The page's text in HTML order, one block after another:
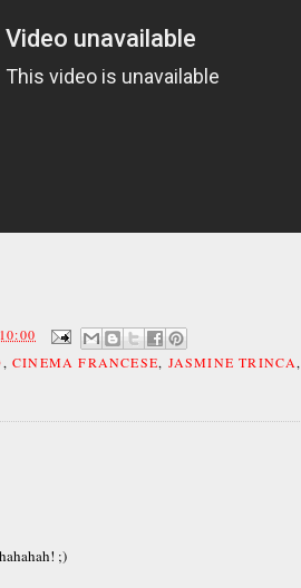
10:00
,CINEMA FRANCESE, JASMINE TRINCA,
;)